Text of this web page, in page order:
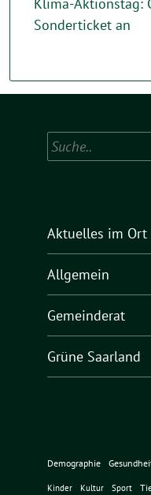
Sonderticket an
Suchen
Aktuelles im Ort
Allgemein
Gemeinderat
Grüne Saarland
Demographie
Kinder Kultur Sport